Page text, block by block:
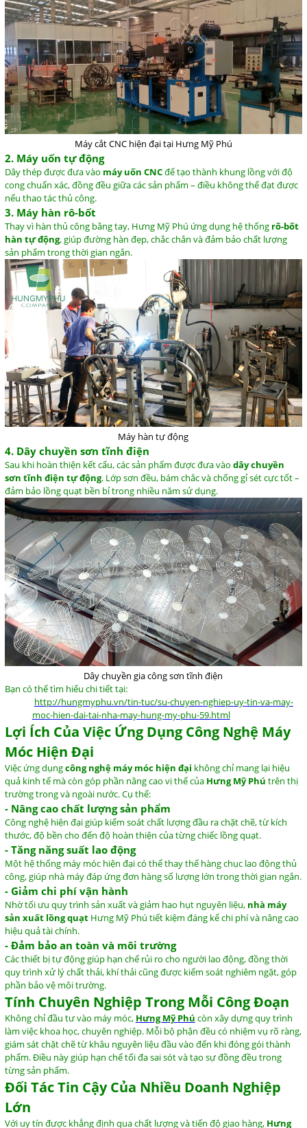
Máy cắt CNC hiện đại tại Hưng Mỹ Phú
2. Máy uốn tựđộng
Dâythépđượcđưavào máyuốn CNCđểtạo thành khung lồngvớiđộ
congchuẩn xác,đồngđều giữacácsản phẩm – điều khôngthểđạtđược
nếu thao tácthủ công.
3. Máy hàn rô-bốt
Thayvì hàn thủ công bằngtay, Hưng Mỹ Phú ứngdụng hệthống rô-bốt
hàn tựđộng,giúpđường hàn đẹp,chắcchắn vàđảm bảo chất lượng
sản phẩm trongthờigian ngắn.
Máy hàn tự động
4. Dây chuyền sơn tĩnh điện
Sau khi hoàn thiện kếtcấu,cácsản phẩm đượcđưavào dâychuyền
sơn tĩnh điện tựđộng. Lớpsơn đều, bám chắcvàchốnggỉsétcựctốt –
đảm bảo lồngquạt bền bỉtrong nhiều năm sửdụng.
Dây chuyền gia công sơn tĩnh điện
Bạn có thểtìm hiểu chitiếttại:
http://hungmyphu.vn/tin-tuc/su-chuyen-nghiep-uy-tin-va-may-
moc-hien-dai-tai-nha-may-hung-my-phu-59.html
Lợi Ích Của Việc Ứng Dụng Công Nghệ Máy
Móc Hiện Đại
Việc ứngdụngcôngnghệ máymóc hiện đại khôngchỉ mang lại hiệu
quả kinh tế màcòn góp phần nângcao vịthếcủa HưngMỹPhú trên thị
trườngtrongvà ngoài nước.Cụ thể:
- Nângcao chất lượngsản phẩm
Công nghệ hiện đạigiúp kiểm soátchất lượngđầu rachặtchẽ,từ kích
thước,độ bền cho đến độ hoàn thiện củatừngchiếc lồngquạt.
- Tăng năngsuất lao động
Một hệthống máy móc hiện đạicó thểthaythế hàngchục lao độngthủ
công,giúp nhà máyđáp ứngđơn hàngsố lượng lớn trongthờigian ngắn.
- Giảm chi phí vận hành
Nhờtối ưu quytrình sản xuấtvàgiảm hao hụt nguyên liệu, nhà máy
sản xuất lồngquạt Hưng Mỹ Phú tiết kiệm đáng kểchi phívà nângcao
hiệu quảtàichính.
- Đảm bảo an toàn và môi trường
Cácthiết bịtựđộnggiúp hạn chế rủi ro cho người lao động,đồngthời
quytrình xử lýchấtthải, khíthảicũngđược kiểm soát nghiêm ngặt,góp
phần bảo vệ môitrường.
Tính Chuyên Nghiệp Trong Mỗi CôngĐoạn
Khôngchỉđầu tưvào máy móc, HưngMỹPhú còn xâydựngquytrình
làm việc khoa học,chuyên nghiệp. Mỗi bộ phận đều có nhiệm vụ rõ ràng,
giám sátchặtchẽtừ khâu nguyên liệu đầu vào đến khiđónggóithành
phẩm.Điều nàygiúp hạn chếtốiđasaisótvàtạo sựđồngđều trong
từngsản phẩm.
Đối TácTin CậyCủa Nhiều Doanh Nghiệp
Lớn
Với uytín được khẳngđịnh quachất lượngvàtiến độ giao hàng, Hưng